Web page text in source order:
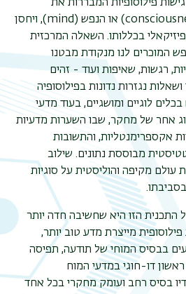
פילוסופיות המבררות את
) או הנפש (mind), ויחסן
בכללותו. השאלה המרכזית
המוכרים לנו מנקודת מבטנו
רגשות, שאיפות ועוד - זהים
נגזרות נדונות בפילוסופיה
לוגיים ומושגיים, בעוד מדעי
אחר של מחקר, שבו השערות מדעיות
אקספרימנטליות, והתשובות
מבוססת נתונים. שילוב
עולם מקיפה והוליסטית על סוגיות
התכנית הזו היא שחשיבה חדה יותר
מייצרת מדע טוב יותר,
בבסיס המוחי של תודעה, תפיסה
דו-חוגי במדעי המוח
בסיס רחב ועומק מחקרי בכל אחד